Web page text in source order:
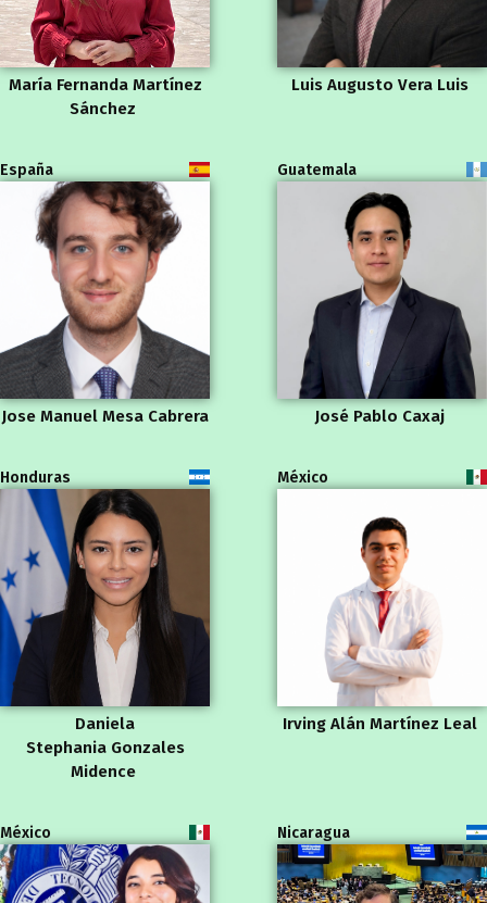
María Fernanda Martínez
Sánchez
Luis Augusto Vera Luis
España
Jose Manuel Mesa Cabrera
Guatemala
José Pablo Caxaj
Honduras
Daniela
Stephania Gonzales
Midence
México
Irving Alán Martínez Leal
México Nicaragua